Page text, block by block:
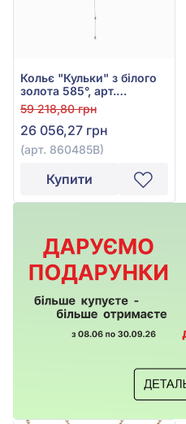
Кольє "Кульки" з білого
золота 585°, арт.
860485В
59 218,80 грн
26 056,27 грн
(арт. 860485В)
Купити